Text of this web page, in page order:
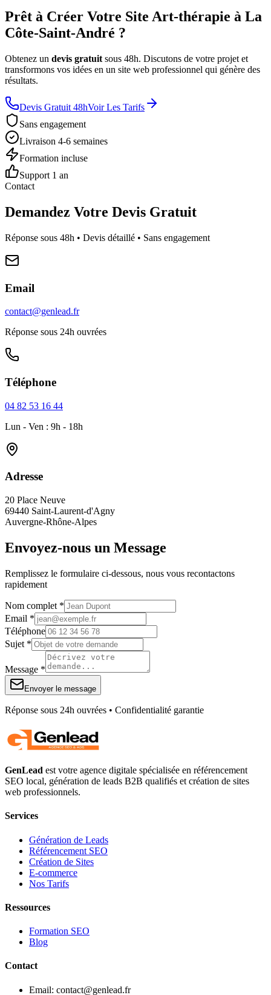
Prêt à Créer Votre Site Art-thérapie à La
Côte-Saint-André ?
Obtenez un devis gratuit sous 48h. Discutons de votre projet et
transformons vos idées en un site web professionnel qui génère des
résultats.
Devis Gratuit 48hVoir Les Tarifs
Sans engagement
Livraison 4-6 semaines
Formation incluse
Support 1 an
Contact
Demandez Votre Devis Gratuit
Réponse sous 48h • Devis détaillé • Sans engagement
Email
contact@genlead.fr
Réponse sous 24h ouvrées
Téléphone
04 82 53 16 44
Lun - Ven : 9h - 18h
Adresse
20 Place Neuve
69440 Saint-Laurent-d'Agny
Auvergne-Rhône-Alpes
Envoyez-nous un Message
Remplissez le formulaire ci-dessous, nous vous recontactons
rapidement
Nom complet *
Email *
Téléphone
Sujet *
Message *
Envoyer le message
Réponse sous 24h ouvrées • Confidentialité garantie
GenLead est votre agence digitale spécialisée en référencement
SEO local, génération de leads B2B qualifiés et création de sites
web professionnels.
Services
Génération de Leads
Référencement SEO
Création de Sites
E-commerce
Nos Tarifs
Ressources
Formation SEO
Blog
Contact
Email: contact@genlead.fr